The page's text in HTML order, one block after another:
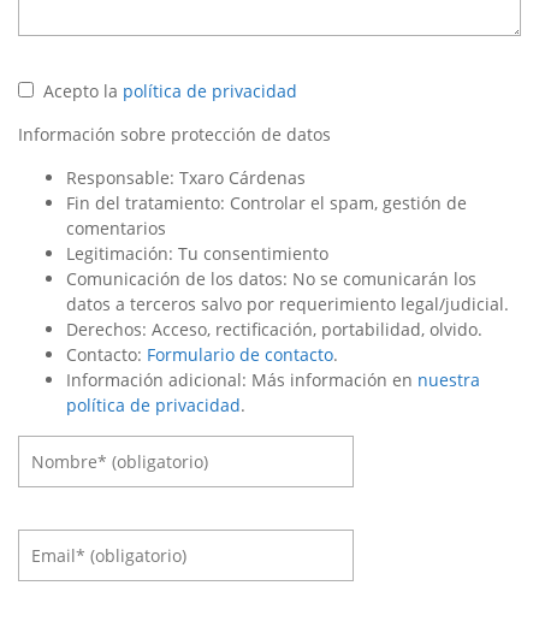
Acepto la política de privacidad
Información sobre protección de datos
Responsable: Txaro Cárdenas
Fin del tratamiento: Controlar el spam, gestión de
comentarios
Legitimación: Tu consentimiento
Comunicación de los datos: No se comunicarán los
datos a terceros salvo por requerimiento legal/judicial.
Derechos: Acceso, rectificación, portabilidad, olvido.
Contacto: Formulario de contacto.
Información adicional: Más información en nuestra
política de privacidad.